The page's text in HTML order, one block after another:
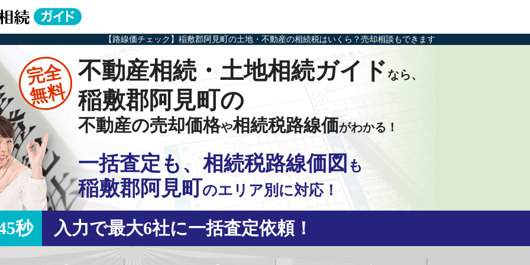
【路線価チェック】稲敷郡阿見町の土地・不動産の相続税はいくら？売却相談もできます
完全
無料
不動産相続・土地相続ガイドなら、
稲敷郡阿見町の
不動産の売却価格や相続税路線価がわかる！
一括査定も、相続税路線価図 も
稲敷郡阿見町のエリア別に対応！
秒 入力で最大6社に一括査定依頼！